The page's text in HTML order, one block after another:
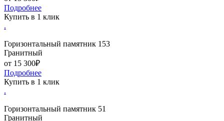
Подробнее
Купить в 1 клик
.
Горизонтальный памятник 153
Гранитный
от 15 300₽
Подробнее
Купить в 1 клик
.
Горизонтальный памятник 51
Гранитный